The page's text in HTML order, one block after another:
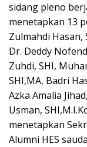
sidang pleno
menetapkan 13
Zulmahdi Hasan,
Dr. Deddy
Zuhdi, SHI,
SHI,MA, Badri
Azka Amalia
Usman,
menetapkan
Alumni HES